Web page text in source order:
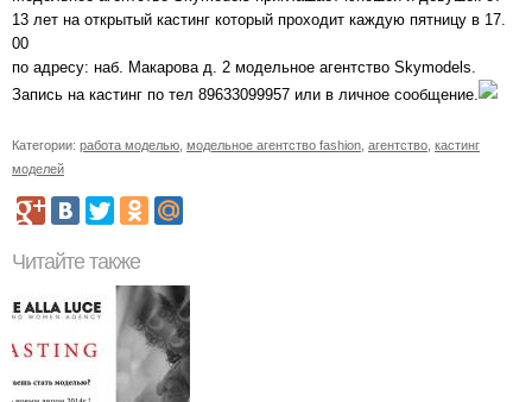
13 лет на открытый кастинг который проходит каждую пятницу в 17.
00
по адресу: наб. Макарова д. 2 модельное агентство Skymodels.
Запись на кастинг по тел 89633099957 или в личное сообщение.
Категории: работа моделью модельное агентство fashion агентство кастинг
моделей
Читайте также